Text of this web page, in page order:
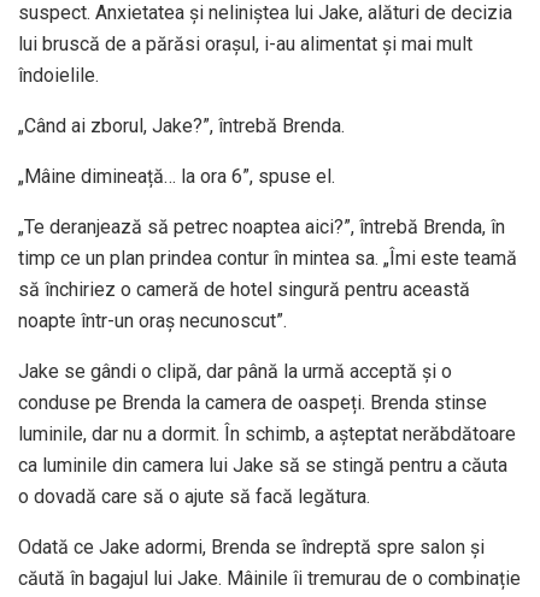
suspect. Anxietatea și neliniștea lui Jake, alături de decizia
lui bruscă de a părăsi orașul, i-au alimentat și mai mult
îndoielile.
„Când ai zborul, Jake?”, întrebă Brenda.
„Mâine dimineață… la ora 6”, spuse el.
„Te deranjează să petrec noaptea aici?”, întrebă Brenda, în
timp ce un plan prindea contur în mintea sa. „Îmi este teamă
să închiriez o cameră de hotel singură pentru această
noapte într-un oraș necunoscut”.
Jake se gândi o clipă, dar până la urmă acceptă și o
conduse pe Brenda la camera de oaspeți. Brenda stinse
luminile, dar nu a dormit. În schimb, a așteptat nerăbdătoare
ca luminile din camera lui Jake să se stingă pentru a căuta
o dovadă care să o ajute să facă legătura.
Odată ce Jake adormi, Brenda se îndreptă spre salon și
căută în bagajul lui Jake. Mâinile îi tremurau de o combinație